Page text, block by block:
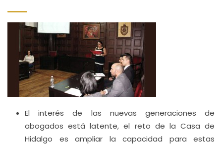
El interés de las nuevas generaciones de
abogados está latente, el reto de la Casa de
Hidalgo es ampliar la capacidad para estas